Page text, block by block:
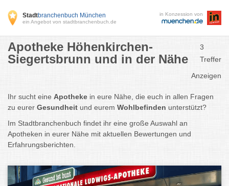
Stadtbranchenbuch München
ein Angebot von stadtbranchenbuch.de
in Konzession von
Apotheke Höhenkirchen-
Siegertsbrunn und in der Nähe
3
Treffer
Anzeigen
Ihr sucht eine Apotheke in eure Nähe, die euch in allen Fragen
zu eurer Gesundheit und eurem Wohlbefinden unterstützt?
Im Stadtbranchenbuch findet ihr eine große Auswahl an
Apotheken in eurer Nähe mit aktuellen Bewertungen und
Erfahrungsberichten.